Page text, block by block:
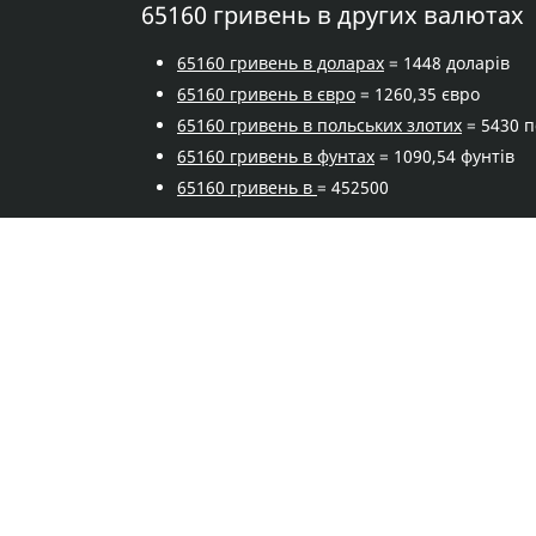
65160 гривень в других валютах
65160 гривень в доларах = 1448 доларів
65160 гривень в євро = 1260,35 євро
65160 гривень в польських злотих = 5430
65160 гривень в фунтах = 1090,54 фунтів
65160 гривень в = 452500